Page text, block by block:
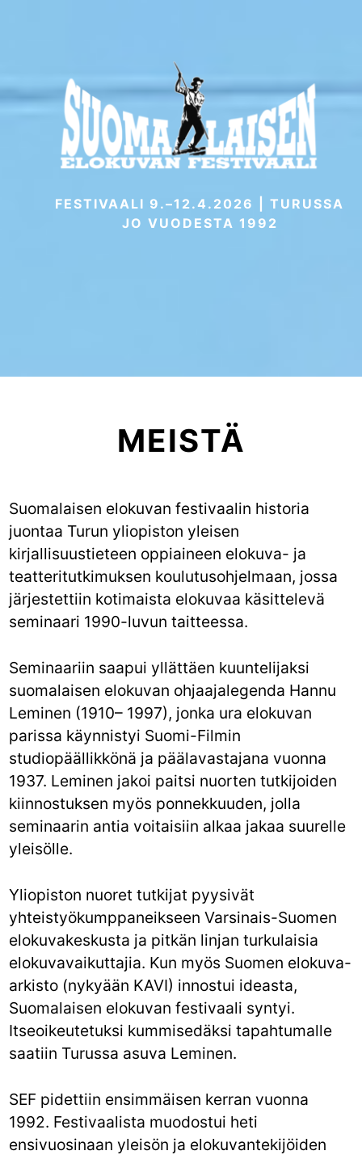
FESTIVAALI 9.–12.4.2026 | TURUSSA
JO VUODESTA 1992
MEISTÄ
Suomalaisen elokuvan festivaalin historia
juontaa Turun yliopiston yleisen
kirjallisuustieteen oppiaineen elokuva- ja
teatteritutkimuksen koulutusohjelmaan, jossa
järjestettiin kotimaista elokuvaa käsittelevä
seminaari 1990-luvun taitteessa.
Seminaariin saapui yllättäen kuuntelijaksi
suomalaisen elokuvan ohjaajalegenda Hannu
Leminen (1910– 1997), jonka ura elokuvan
parissa käynnistyi Suomi-Filmin
studiopäällikkönä ja päälavastajana vuonna
1937. Leminen jakoi paitsi nuorten tutkijoiden
kiinnostuksen myös ponnekkuuden, jolla
seminaarin antia voitaisiin alkaa jakaa suurelle
yleisölle.
Yliopiston nuoret tutkijat pyysivät
yhteistyökumppaneikseen Varsinais-Suomen
elokuvakeskusta ja pitkän linjan turkulaisia
elokuvavaikuttajia. Kun myös Suomen elokuva-
arkisto (nykyään KAVI) innostui ideasta,
Suomalaisen elokuvan festivaali syntyi.
Itseoikeutetuksi kummisedäksi tapahtumalle
saatiin Turussa asuva Leminen.
SEF pidettiin ensimmäisen kerran vuonna
1992. Festivaalista muodostui heti
ensivuosinaan yleisön ja elokuvantekijöiden